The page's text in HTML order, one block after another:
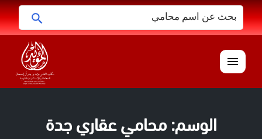
البحث
عن:
القائمة
الوسم:محامي عقاري جدة